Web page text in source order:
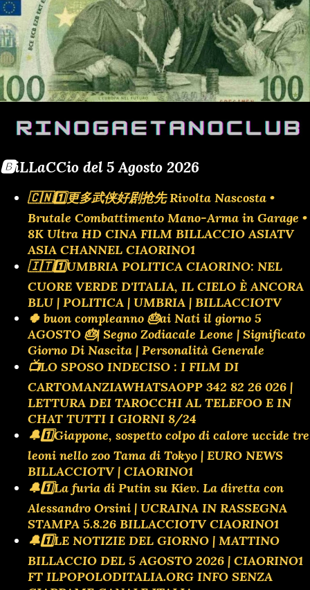
🅱️iLLaCCio del 5 Agosto 2026
🇨🇳1️⃣更多武侠好剧抢先 Rivolta Nascosta •
Brutale Combattimento Mano-Arma in Garage •
8K Ultra HD CINA FILM BILLACCIO ASIATV
ASIA CHANNEL CIAORINO1
🇮🇹1️⃣UMBRIA POLITICA CIAORINO: NEL
CUORE VERDE D'ITALIA, IL CIELO È ANCORA
BLU | POLITICA | UMBRIA | BILLACCIOTV
🍀 buon compleanno 🎂ai Nati il giorno 5
AGOSTO 🎂| Segno Zodiacale Leone | Significato
Giorno Di Nascita | Personalità Generale
📺LO SPOSO INDECISO : I FILM DI
CARTOMANZIAWHATSAOPP 342 82 26 026 |
LETTURA DEI TAROCCHI AL TELEFOO E IN
CHAT TUTTI I GIORNI 8/24
🔔1️⃣Giappone, sospetto colpo di calore uccide tre
leoni nello zoo Tama di Tokyo | EURO NEWS
BILLACCIOTV | CIAORINO1
🔔1️⃣La furia di Putin su Kiev. La diretta con
Alessandro Orsini | UCRAINA IN RASSEGNA
STAMPA 5.8.26 BILLACCIOTV CIAORINO1
🔔1️⃣LE NOTIZIE DEL GIORNO | MATTINO
BILLACCIO DEL 5 AGOSTO 2026 | CIAORINO1
FT ILPOPOLODITALIA.ORG INFO SENZA